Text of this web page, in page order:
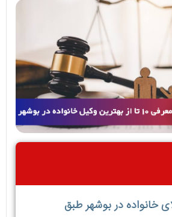
خانواده در بوشهر طبق